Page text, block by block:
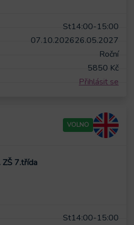
St14:00-15:00
07.10.202626.05.2027
Roční
5850 Kč
Přihlásit se
VOLNO
ZŠ 7.třída
St14:00-15:00